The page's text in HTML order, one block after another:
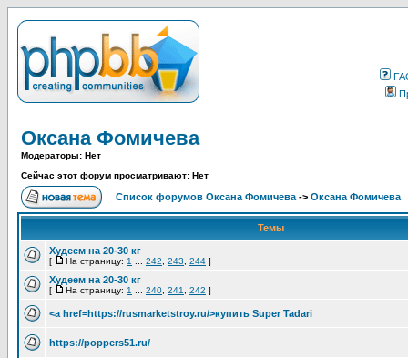
Оксана Фомичева
Модераторы: Нет
Сейчас этот форум просматривают: Нет
Список форумов Оксана Фомичева -> Оксана Фомичева
Темы
Худеем на 20-30 кг
[ На страницу: 1 242 243 244 ]
Худеем на 20-30 кг
[ На страницу: 1 240 241 242 ]
<a href=https://rusmarketstroy.ru/>купить Super Tadari
https://poppers51.ru/